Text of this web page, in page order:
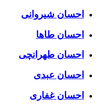
احسان شیروانی
احسان طاها
احسان طهرانچی
احسان عبدی
احسان غفاری